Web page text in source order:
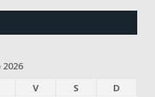
V S
D